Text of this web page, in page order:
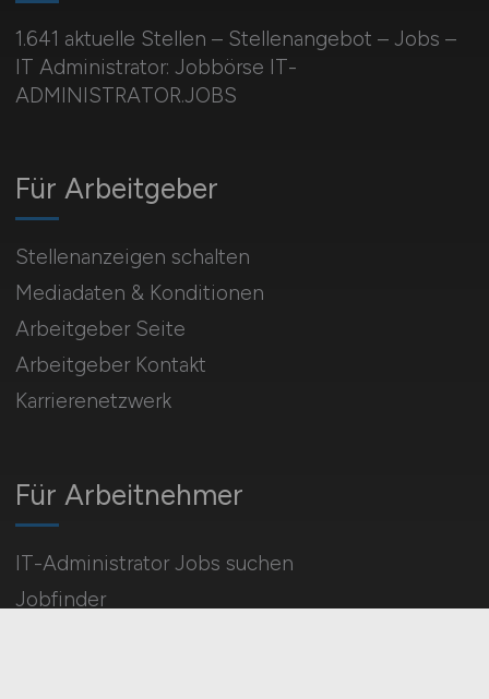
1.641 aktuelle Stellen – Stellenangebot – Jobs –
IT Administrator: Jobbörse IT-
ADMINISTRATOR.JOBS
Für Arbeitnehmer
IT-Administrator Jobs suchen
Jobfinder
Für Arbeitgeber
Stellenanzeigen schalten
Mediadaten & Konditionen
Arbeitgeber Seite
Arbeitgeber Kontakt
Karrierenetzwerk